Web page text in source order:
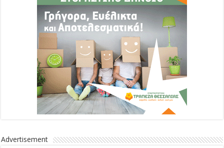
Advertisement